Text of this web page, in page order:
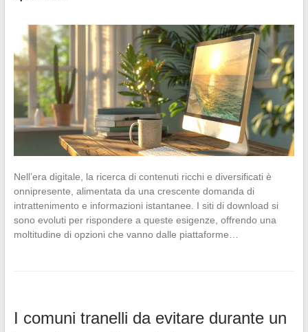
Nell’era digitale, la ricerca di contenuti ricchi e diversificati è
onnipresente, alimentata da una crescente domanda di
intrattenimento e informazioni istantanee. I siti di download si
sono evoluti per rispondere a queste esigenze, offrendo una
moltitudine di opzioni che vanno dalle piattaforme…
I comuni tranelli da evitare durante un